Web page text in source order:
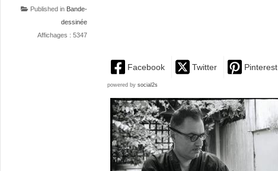
Published in Bande-
dessinée
Affichages : 5347
Facebook Twitter Pinterest
powered by social2s